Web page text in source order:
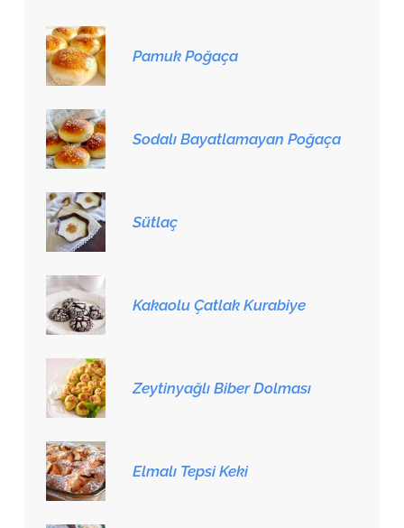
Pamuk Poğaça
Sodalı Bayatlamayan Poğaça
Sütlaç
Kakaolu Çatlak Kurabiye
Zeytinyağlı Biber Dolması
Elmalı Tepsi Keki